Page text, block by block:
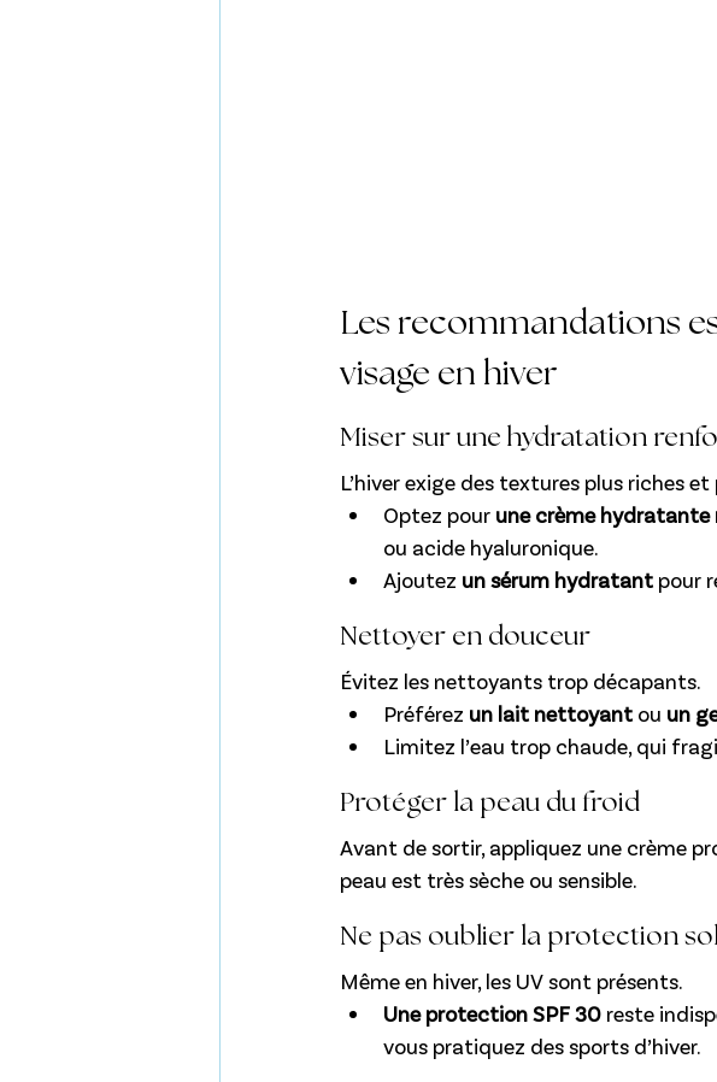
Les recommandations
visage en hiver
Miser sur une hydratation
L’hiver exige des textures plus riches
Optez pour une crème hydratante
ou acide hyaluronique.
Ajoutez un sérum hydratant pour
Nettoyer en douceur
Évitez les nettoyants trop décapants.
Préférez un lait nettoyant ou un
Limitez l’eau trop chaude, qui
Protéger la peau du froid
Avant de sortir, appliquez une crème
peau est très sèche ou sensible.
Ne pas oublier la protection
Même en hiver, les UV sont présents.
Une protection SPF 30 reste
vous pratiquez des sports d’hiver.